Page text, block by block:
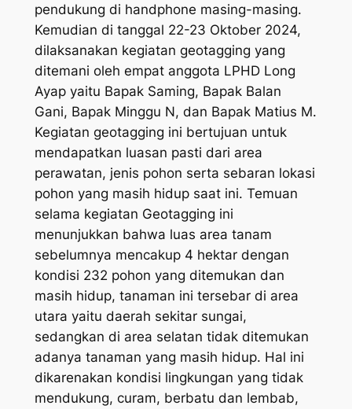
pendukung di handphone masing-masing.
Kemudian di tanggal 22-23 Oktober 2024,
dilaksanakan kegiatan geotagging yang
ditemani oleh empat anggota LPHD Long
Ayap yaitu Bapak Saming, Bapak Balan
Gani, Bapak Minggu N, dan Bapak Matius M.
Kegiatan geotagging ini bertujuan untuk
mendapatkan luasan pasti dari area
perawatan, jenis pohon serta sebaran lokasi
pohon yang masih hidup saat ini. Temuan
selama kegiatan Geotagging ini
menunjukkan bahwa luas area tanam
sebelumnya mencakup 4 hektar dengan
kondisi 232 pohon yang ditemukan dan
masih hidup, tanaman ini tersebar di area
utara yaitu daerah sekitar sungai,
sedangkan di area selatan tidak ditemukan
adanya tanaman yang masih hidup. Hal ini
dikarenakan kondisi lingkungan yang tidak
mendukung, curam, berbatu dan lembab,